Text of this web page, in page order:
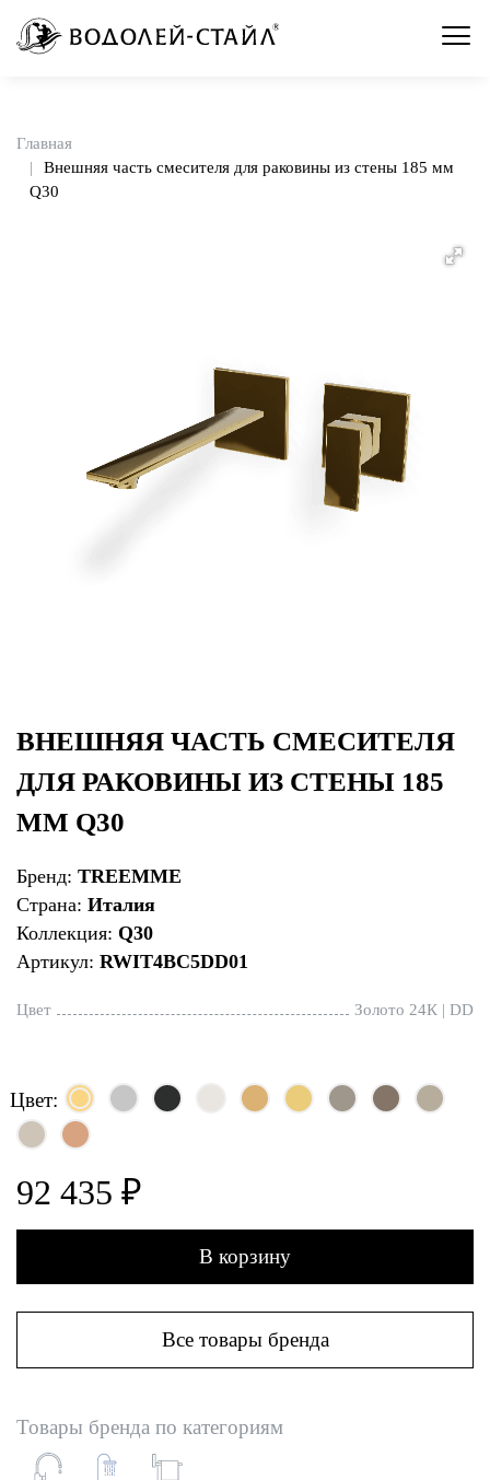
Главная
Внешняя часть смесителя для раковины из стены 185 мм
Q30
ВНЕШНЯЯ ЧАСТЬ СМЕСИТЕЛЯ
ДЛЯ РАКОВИНЫ ИЗ СТЕНЫ 185
ММ Q30
Бренд: TREEMME
Страна: Италия
Коллекция: Q30
Артикул: RWIT4BC5DD01
Цвет Золото 24К | DD
Цвет:
92 435 ₽
В корзину
Все товары бренда
Товары бренда по категориям